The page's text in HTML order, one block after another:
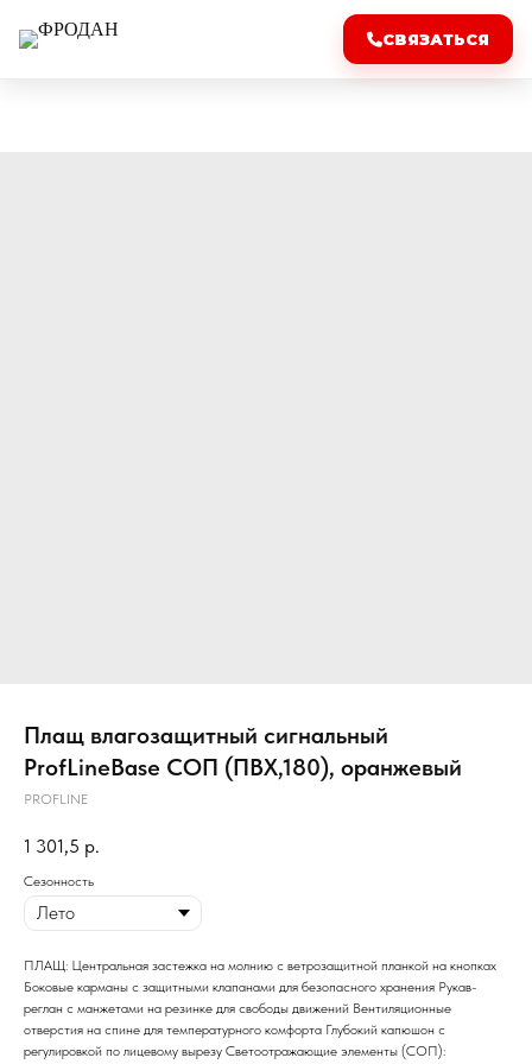
СВЯЗАТЬСЯ
Плащ влагозащитный сигнальный
ProfLineBase СОП (ПВХ,180), оранжевый
PROFLINE
1 301,5 р.
Сезонность
ПЛАЩ: Центральная застежка на молнию с ветрозащитной планкой на кнопках
Боковые карманы с защитными клапанами для безопасного хранения Рукав-
реглан с манжетами на резинке для свободы движений Вентиляционные
отверстия на спине для температурного комфорта Глубокий капюшон с
регулировкой по лицевому вырезу Светоотражающие элементы (СОП):